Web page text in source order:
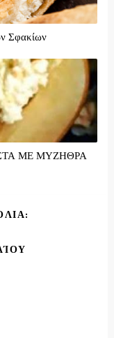
Σφακίων
ΜΕ ΜΥΖΗΘΡΑ